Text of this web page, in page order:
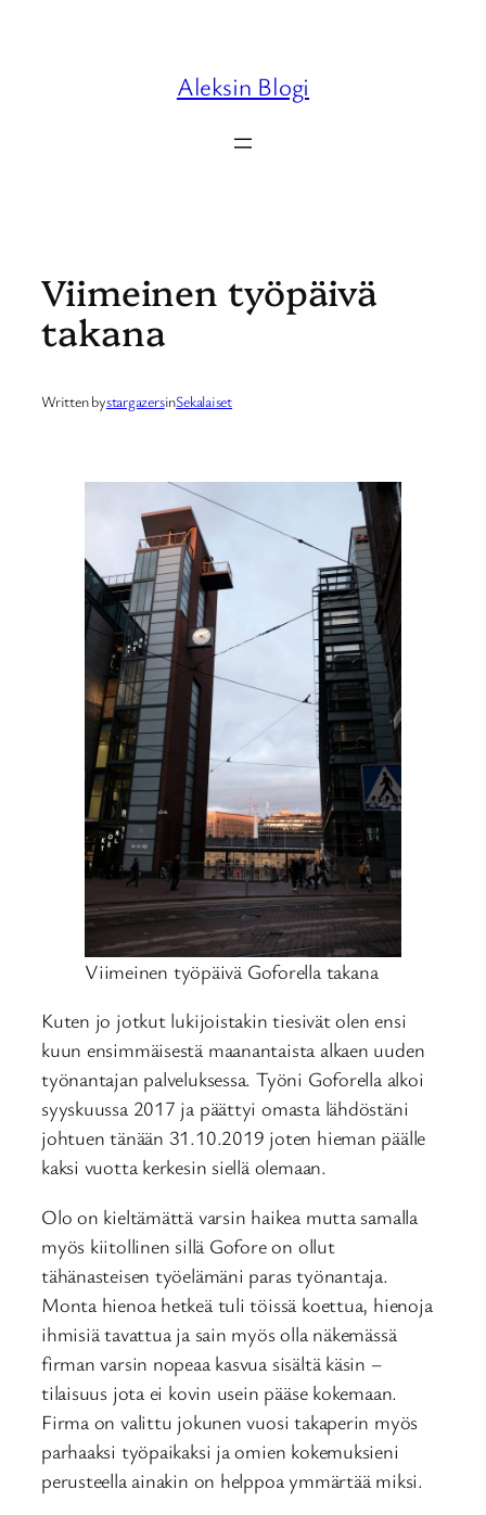
Aleksin Blogi
Viimeinen työpäivä
takana
Written bystargazersinSekalaiset
Viimeinen työpäivä Goforella takana
Kuten jo jotkut lukijoistakin tiesivät olen ensi
kuun ensimmäisestä maanantaista alkaen uuden
työnantajan palveluksessa. Työni Goforella alkoi
syyskuussa 2017 ja päättyi omasta lähdöstäni
johtuen tänään 31.10.2019 joten hieman päälle
kaksi vuotta kerkesin siellä olemaan.
Olo on kieltämättä varsin haikea mutta samalla
myös kiitollinen sillä Gofore on ollut
tähänasteisen työelämäni paras työnantaja.
Monta hienoa hetkeä tuli töissä koettua, hienoja
ihmisiä tavattua ja sain myös olla näkemässä
firman varsin nopeaa kasvua sisältä käsin –
tilaisuus jota ei kovin usein pääse kokemaan.
Firma on valittu jokunen vuosi takaperin myös
parhaaksi työpaikaksi ja omien kokemuksieni
perusteella ainakin on helppoa ymmärtää miksi.